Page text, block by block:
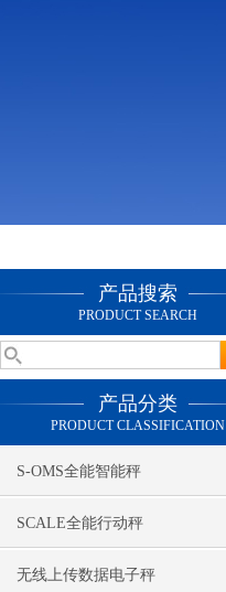
产品搜索
PRODUCT SEARCH
产品分类
PRODUCT CLASSIFICATION
S-OMS全能智能秤
SCALE全能行动秤
无线上传数据电子秤